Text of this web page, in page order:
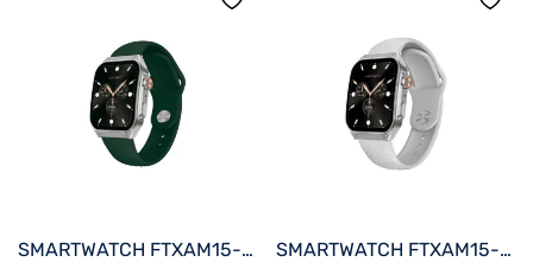
SMARTWATCH FTXAM15-SVGRE 51MM PLATA/VERDE ANDROID/IOS/BT/FREC. CARD SMARTWATCH FTXAM15-SVW 51MM PLATA/GRIS ANDROID/IOS/BT/FREC. CARD